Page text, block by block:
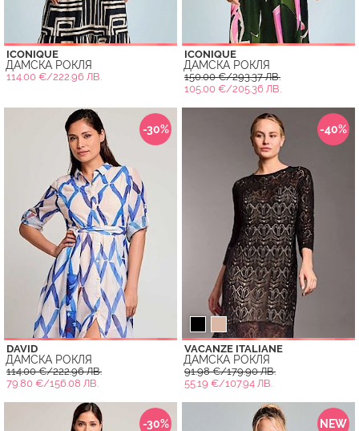
ICONIQUE
ДАМСКА РОКЛЯ
114.00 €/222.96 ЛВ.
ICONIQUE
ДАМСКА РОКЛЯ
150.00 €/293.37 ЛВ.
105.00 €/205.36 ЛВ.
-30%
DAVID
ДАМСКА РОКЛЯ
114.00 €/222.96 ЛВ.
79.80 €/156.08 ЛВ.
-40%
VACANZE ITALIANE
ДАМСКА РОКЛЯ
91.98 €/179.90 ЛВ.
55.19 €/107.94 ЛВ.
-30% NEW